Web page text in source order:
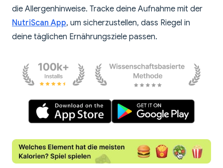
die Allergenhinweise. Tracke deine Aufnahme mit der
NutriScan App, um sicherzustellen, dass Riegel in
deine täglichen Ernährungsziele passen.